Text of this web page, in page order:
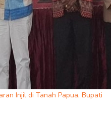
Injil di Tanah Papua, Bupati